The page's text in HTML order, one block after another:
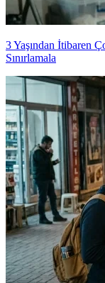
3 Yaşından İtibaren
Sınırlamala